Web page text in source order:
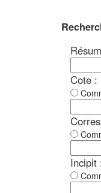
Cote :
Incipit